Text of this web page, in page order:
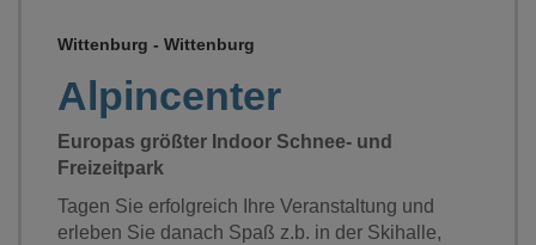
Alpincenter
Wittenburg - Wittenburg
Europas größter Indoor Schnee- und
Freizeitpark
Tagen Sie erfolgreich Ihre Veranstaltung und
erleben Sie danach Spaß z.b. in der Skihalle,